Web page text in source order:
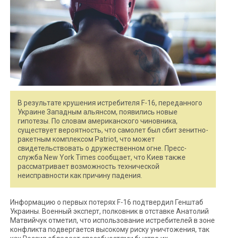
В результате крушения истребителя F-16, переданного
Украине Западным альянсом, появились новые
гипотезы. По словам американского чиновника,
существует вероятность, что самолет был сбит зенитно-
ракетным комплексом Patriot, что может
свидетельствовать о дружественном огне. Пресс-
служба New York Times сообщает, что Киев также
рассматривает возможность технической
неисправности как причину падения.
Информацию о первых потерях F-16 подтвердил Генштаб
Украины. Военный эксперт, полковник в отставке Анатолий
Матвийчук отметил, что использование истребителей в зоне
конфликта подвергается высокому риску уничтожения, так